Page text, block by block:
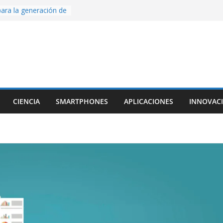
la generación de
con Inteligencia
una app
una
CIENCIA SMARTPHONES APLICACIONES